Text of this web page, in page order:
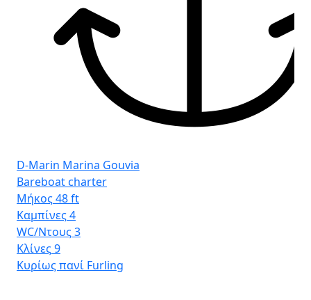
D-Marin Marina Gouvia
Bareboat charter
Μήκος48 ft
Καμπίνες4
WC/Ντους3
Κλίνες9
Κυρίως πανί Furling